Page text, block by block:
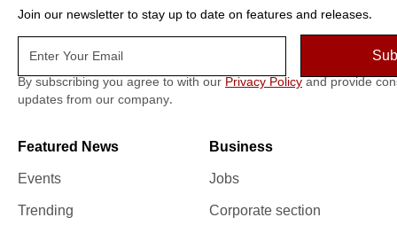
Join our newsletter to stay up to date on features and releases.
By subscribing you agree to with our Privacy Policy and provide
updates from our company.
Featured News
Events
Trending
Business
Jobs
Corporate section